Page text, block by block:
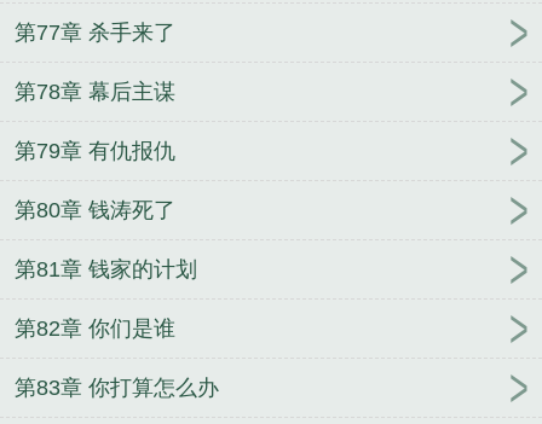
第77章 杀手来了
第78章 幕后主谋
第79章 有仇报仇
第80章 钱涛死了
第81章 钱家的计划
第82章 你们是谁
第83章 你打算怎么办